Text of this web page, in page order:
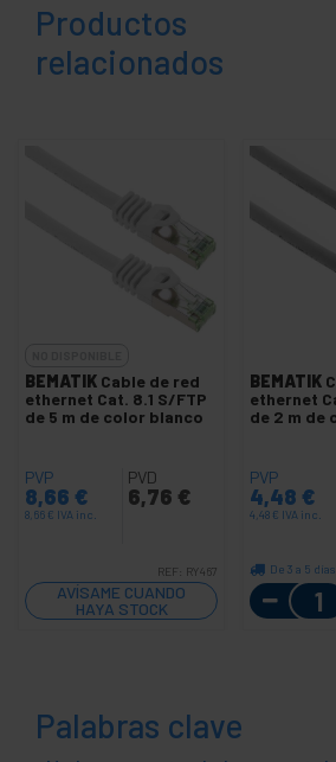
Productos
relacionados
BEMATIK Cable de red
ethernet Cat. 8.1 S/FTP
de 5 m de color blanco
PVP
8,66 €
8,66 € IVA inc.
PVD
6,76 €
REF: RY467
AVÍSAME CUANDO
HAYA STOCK
BEMATIK
ethernet
de 2 m de
PVP
4,48 €
4,48 € IVA inc.
De 3 a 5
Palabras clave